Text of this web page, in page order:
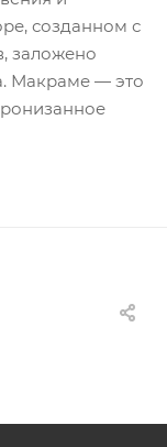
созданном с
заложено
Макраме — это